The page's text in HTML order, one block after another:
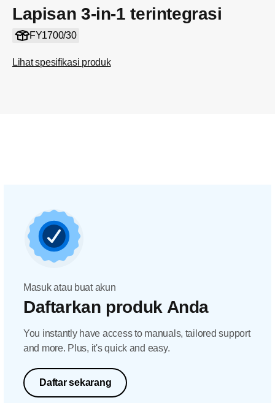
Lapisan 3-in-1 terintegrasi
FY1700/30
Lihat spesifikasi produk
Masuk atau buat akun
Daftarkan produk Anda
You instantly have access to manuals, tailored support
and more. Plus, it's quick and easy.
Daftar sekarang